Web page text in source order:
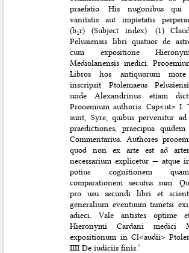
praefatio. His nugonibus qui
vanitatis aut impietatis
(b1r) (Subject index). (1)
Pelusiensis libri quatuor de
cum expositione
Mediolanensis medici.
Libros hos antiquorum
inscripsit Ptolemaeus
unde Alexandrinus etiam
Prooemium authoris. Cap<ut> I.
sunt, Syre, quibus pervenitur ad
praedictiones, praecipua
Commentarius. Authores
quod non ex arte est ad
necessarium explicetur — atque
potius cognitionem
comparationem secutus sum.
pro usu secundi libri et
generalium eventuum tametsi
adieci. Vale antistes optime
Hieronymi Cardani medici
expositionum in Cl<audii>
IIII De iudiciis finis.’